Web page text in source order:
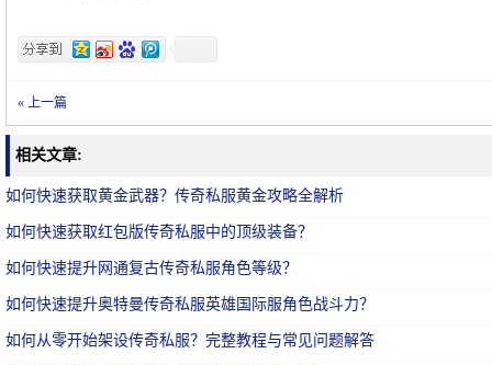
« 上一篇
相关文章:
如何快速获取黄金武器？传奇私服黄金攻略全解析
如何快速获取红包版传奇私服中的顶级装备？
如何快速提升网通复古传奇私服角色等级？
如何快速提升奥特曼传奇私服英雄国际服角色战斗力？
如何从零开始架设传奇私服？完整教程与常见问题解答